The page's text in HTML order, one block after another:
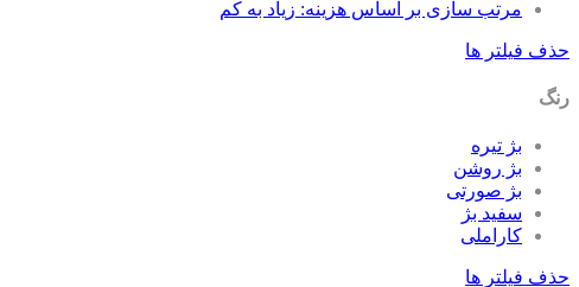
مرتب سازی بر اساس هزینه: زیاد به کم
حذف فیلتر ها
رنگ
بژ تیره
بژ روشن
بژ صورتی
سفید بژ
کاراملی
حذف فیلتر ها